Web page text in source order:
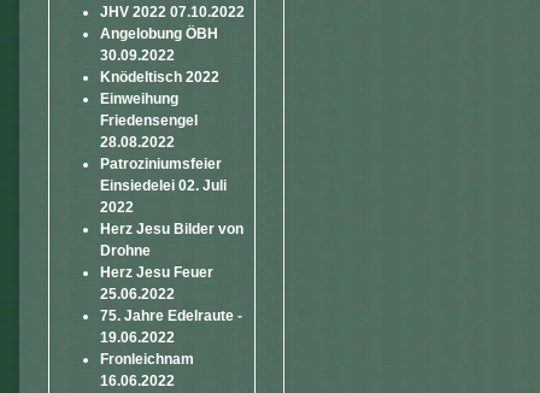
JHV 2022 07.10.2022
Angelobung ÖBH
30.09.2022
Knödeltisch 2022
Einweihung
Friedensengel
28.08.2022
Patroziniumsfeier
Einsiedelei 02. Juli
2022
Herz Jesu Bilder von
Drohne
Herz Jesu Feuer
25.06.2022
75. Jahre Edelraute -
19.06.2022
Fronleichnam
16.06.2022